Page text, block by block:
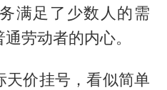
满足了少数人的需
劳动者的内心。
天价挂号，看似简单